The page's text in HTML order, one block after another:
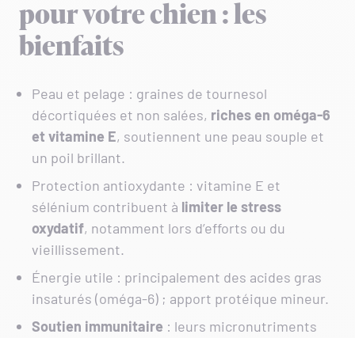
pour votre chien : les
bienfaits
Peau et pelage : graines de tournesol
décortiquées et non salées, riches en oméga‑6
et vitamine E, soutiennent une peau souple et
un poil brillant.
Protection antioxydante : vitamine E et
sélénium contribuent à limiter le stress
oxydatif, notamment lors d’efforts ou du
vieillissement.
Énergie utile : principalement des acides gras
insaturés (oméga‑6) ; apport protéique mineur.
Soutien immunitaire : leurs micronutriments